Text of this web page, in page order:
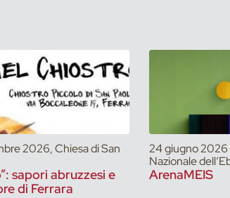
2026, Chiesa di San
sapori abruzzesi e
di Ferrara
24 giugno
Nazionale
ArenaMEIS